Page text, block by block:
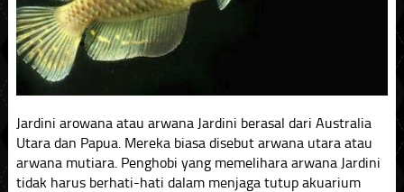
Jardini arowana atau arwana Jardini berasal dari Australia
Utara dan Papua. Mereka biasa disebut arwana utara atau
arwana mutiara. Penghobi yang memelihara arwana Jardini
tidak harus berhati-hati dalam menjaga tutup akuarium